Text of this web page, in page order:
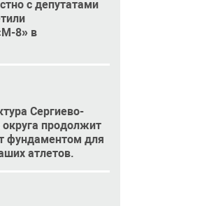
с депутатами
8» в
Сергиево-
округа продолжит
фундаментом для
атлетов.